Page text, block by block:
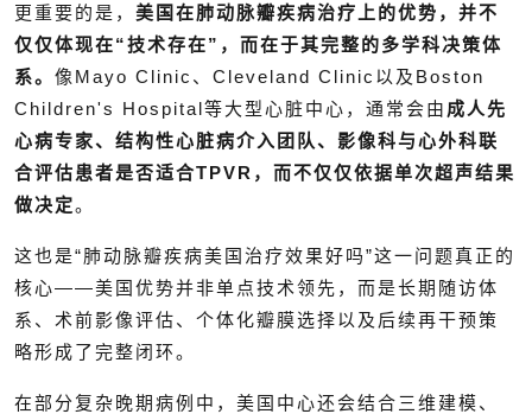
更重要的是， 美国在肺动脉瓣疾病治疗上的优势，并不
仅仅体现在“技术存在”，而在于其完整的多学科决策体
系。 像Mayo Clinic、Cleveland Clinic以及Boston
Children's Hospital等大型心脏中心，通常会由 成人先
心病专家、结构性心脏病介入团队、影像科与心外科联
合评估患者是否适合TPVR，而不仅仅依据单次超声结果
做决定。
这也是“肺动脉瓣疾病美国治疗效果好吗”这一问题真正的
核心——美国优势并非单点技术领先，而是长期随访体
系、术前影像评估、个体化瓣膜选择以及后续再干预策
略形成了完整闭环。
在部分复杂晚期病例中，美国中心还会结合三维建模、